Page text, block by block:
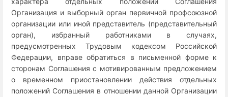
Организация и выборный орган первичной профсоюзной
организации или иной представитель (представительный
орган), избранный работниками в случаях,
предусмотренных Трудовым кодексом Российской
Федерации, вправе обратиться в письменной форме к
сторонам Соглашения с мотивированным предложением
о временном приостановлении действия отдельных
положений Соглашения в отношении данной Организации